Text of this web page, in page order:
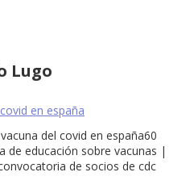
Lugo
en españa
del covid en españa60
de educación sobre vacunas |
de socios de cdc